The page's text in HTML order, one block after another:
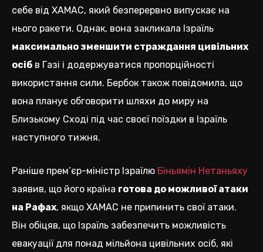
себе від ХАМАС, який безперервно випускає на
нього ракети. Однак, вона закликала Ізраїль
максимально зменшити страждання цивільних
осіб в Газі і додержуватися пропорційності
використання сили. Бербок також повідомила, що
вона планує обговорити шляхи до миру на
Близькому Сході під час своєї поїздки в Ізраїль
наступного тижня.
Раніше прем’єр-міністр Ізраїлю Біньямін Нетаньяху
заявив, що його країна готова до можливої атаки
на Рафах, якщо ХАМАС не припинить свої атаки.
Він обіцяв, що Ізраїль забезпечить можливість
евакуації для понад мільйона цивільних осіб, які